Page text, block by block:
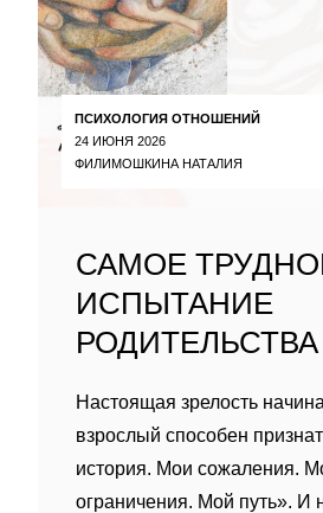
ПСИХОЛОГИЯ ОТНОШЕНИЙ
24 ИЮНЯ 2026
ФИЛИМОШКИНА НАТАЛИЯ
САМОЕ
ИСПЫТАНИЕ
РОДИТЕЛЬСТВА
Настоящая зрелость
взрослый способен
история. Мои сожаления.
ограничения. Мой путь». И